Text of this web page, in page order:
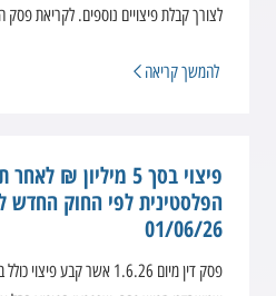
לצורך קבלת פיצויים נוספים. לקריאת פסק
להמשך קריאה
פיצוי בסך 5 מיליון
הפלסטינית לפי החוק החדש
01/06/26